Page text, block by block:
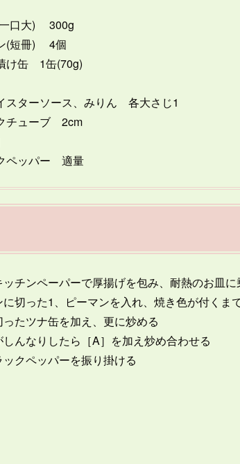
一口大) 300g
(短冊) 4個
け缶 1缶(70g)
スターソース、みりん 各大さじ1
チューブ 2cm
ペッパー 適量
チンペーパーで厚揚げを包み、耐熱のお皿
切った1、ピーマンを入れ、焼き色が付くま
たツナ缶を加え、更に炒める
しんなりしたら［A］を加え炒め合わせる
クペッパーを振り掛ける